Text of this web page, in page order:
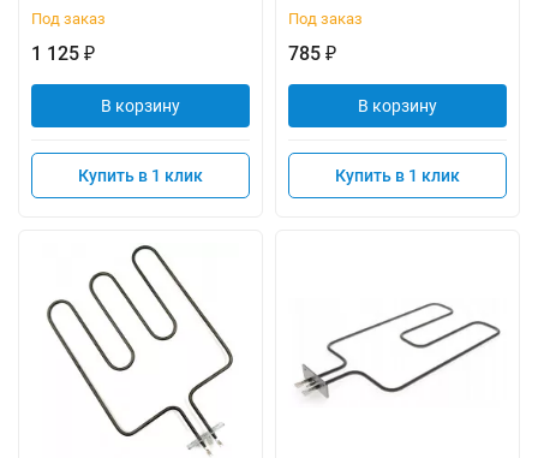
Под заказ
1 125 ₽
В корзину
Купить в 1 клик
Под заказ
785 ₽
В корзину
Купить в 1 клик